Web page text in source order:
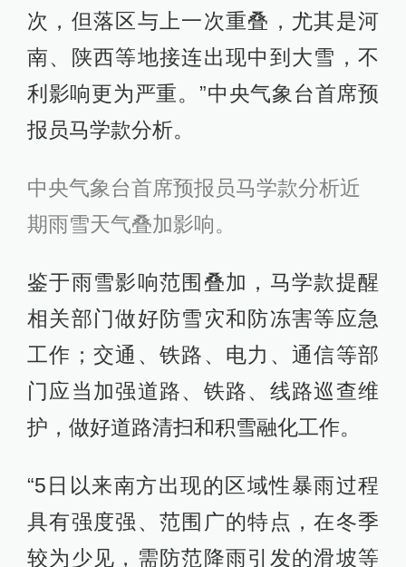
次，但落区与上一次重叠，尤其是河
南、陕西等地接连出现中到大雪，不
利影响更为严重。”中央气象台首席预
报员马学款分析。
中央气象台首席预报员马学款分析近
期雨雪天气叠加影响。
鉴于雨雪影响范围叠加，马学款提醒
相关部门做好防雪灾和防冻害等应急
工作；交通、铁路、电力、通信等部
门应当加强道路、铁路、线路巡查维
护，做好道路清扫和积雪融化工作。
“5日以来南方出现的区域性暴雨过程
具有强度强、范围广的特点，在冬季
较为少见，需防范降雨引发的滑坡等